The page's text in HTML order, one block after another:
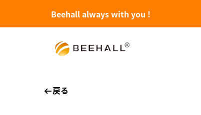
Beehall always with you !
戻る